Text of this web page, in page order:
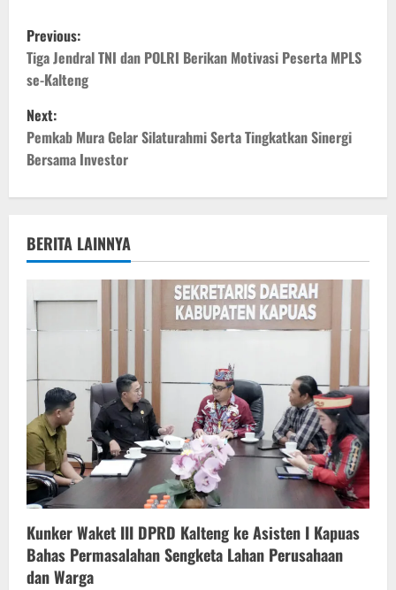
P
o
s
t
n
v
i
g
a
i
o
n
Previous:
Tiga Jendral TNI dan POLRI Berikan Motivasi Peserta MPLS
se-Kalteng
Next:
Pemkab Mura Gelar Silaturahmi Serta Tingkatkan Sinergi
Bersama Investor
BERITA LAINNYA
Kunker Waket III DPRD Kalteng ke Asisten I Kapuas
Bahas Permasalahan Sengketa Lahan Perusahaan
dan Warga